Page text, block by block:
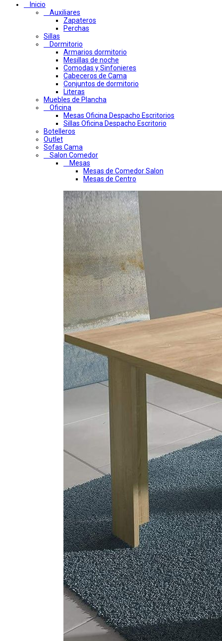
Inicio
Auxiliares
Zapateros
Perchas
Sillas
Dormitorio
Armarios dormitorio
Mesillas de noche
Comodas y Sinfonieres
Cabeceros de Cama
Conjuntos de dormitorio
Literas
Muebles de Plancha
Oficina
Mesas Oficina Despacho Escritorios
Sillas Oficina Despacho Escritorio
Botelleros
Outlet
Sofas Cama
Salon Comedor
Mesas
Mesas de Comedor Salon
Mesas de Centro